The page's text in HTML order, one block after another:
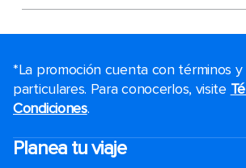
*La promoción cuenta con términos y
particulares. Para conocerlos, visite
Condiciones.
Planea tu viaje